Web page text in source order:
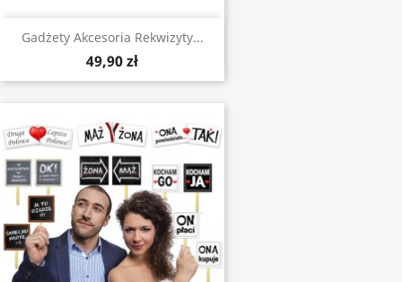
Gadżety Akcesoria Rekwizyty...
49,90 zł